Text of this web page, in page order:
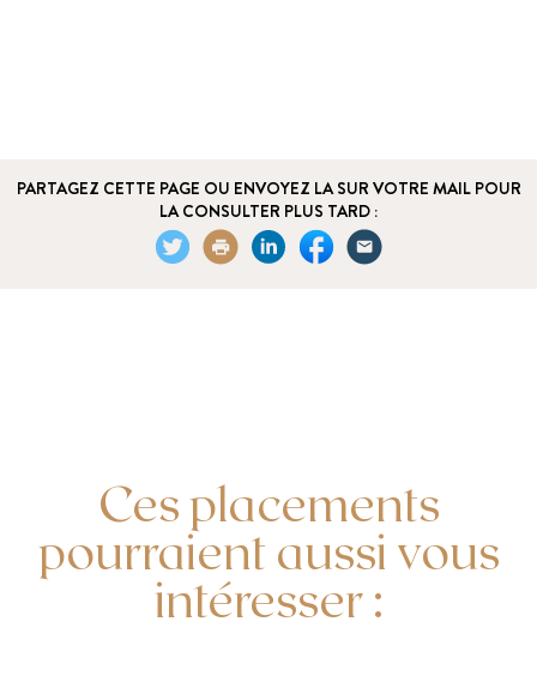
PARTAGEZ CETTE PAGE OU ENVOYEZ LA SUR VOTRE MAIL POUR
LA CONSULTER PLUS TARD :
Ces placements
pourraient aussi vous
intéresser :